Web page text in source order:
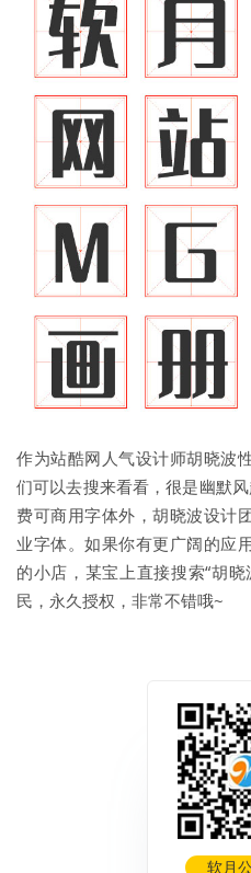
作为站酷网人气设计师胡晓波
们可以去搜来看看，很是幽默
费可商用字体外，胡晓波设计
业字体。如果你有更广阔的应
的小店，某宝上直接搜索“胡
民，永久授权，非常不错哦~
软月